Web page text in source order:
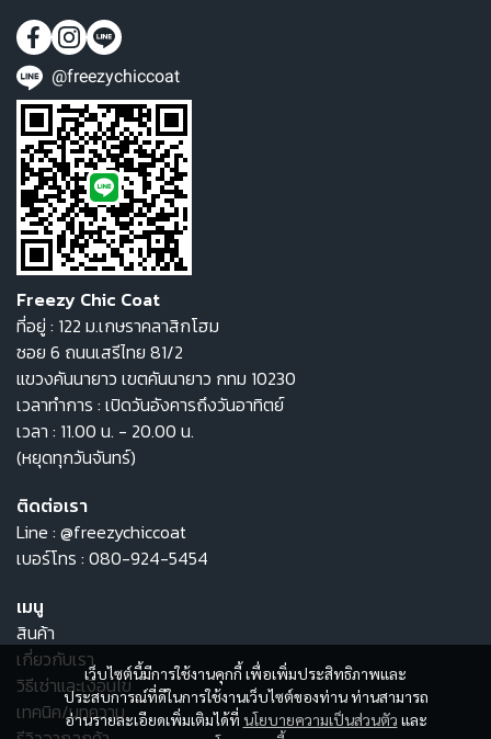
เว็บไซต์นี้มีการใช้งานคุกกี้ เพื่อเพิ่มประสิทธิภาพและ
ประสบการณ์ที่ดีในการใช้งานเว็บไซต์ของท่าน ท่านสามารถ
อ่านรายละเอียดเพิ่มเติมได้ที่ นโยบายความเป็นส่วนตัว และ
@freezychiccoat
Freezy Chic Coat
ที่อยู่ : 122 ม.เกษราคลาสิกโฮม
ซอย 6 ถนนเสรีไทย 81/2
แขวงคันนายาว เขตคันนายาว กทม 10230
เวลาทำการ : เปิดวันอังคารถึงวันอาทิตย์
เวลา : 11.00 น. - 20.00 น.
(หยุดทุกวันจันทร์)
ติดต่อเรา
Line : @freezychiccoat
เบอร์โทร : 080-924-5454
เมนู
สินค้า
เกี่ยวกับเรา
วิธีเช่าและเงื่อนไข
เทคนิค/บทความ